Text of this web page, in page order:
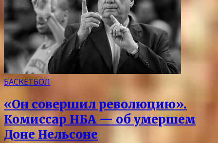
БАСКЕТБОЛ
«Он совершил революцию».
Комиссар НБА — об умершем
Доне Нельсоне